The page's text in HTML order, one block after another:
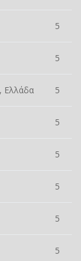
5
5
Ελλάδα 5
5
5
5
5
5